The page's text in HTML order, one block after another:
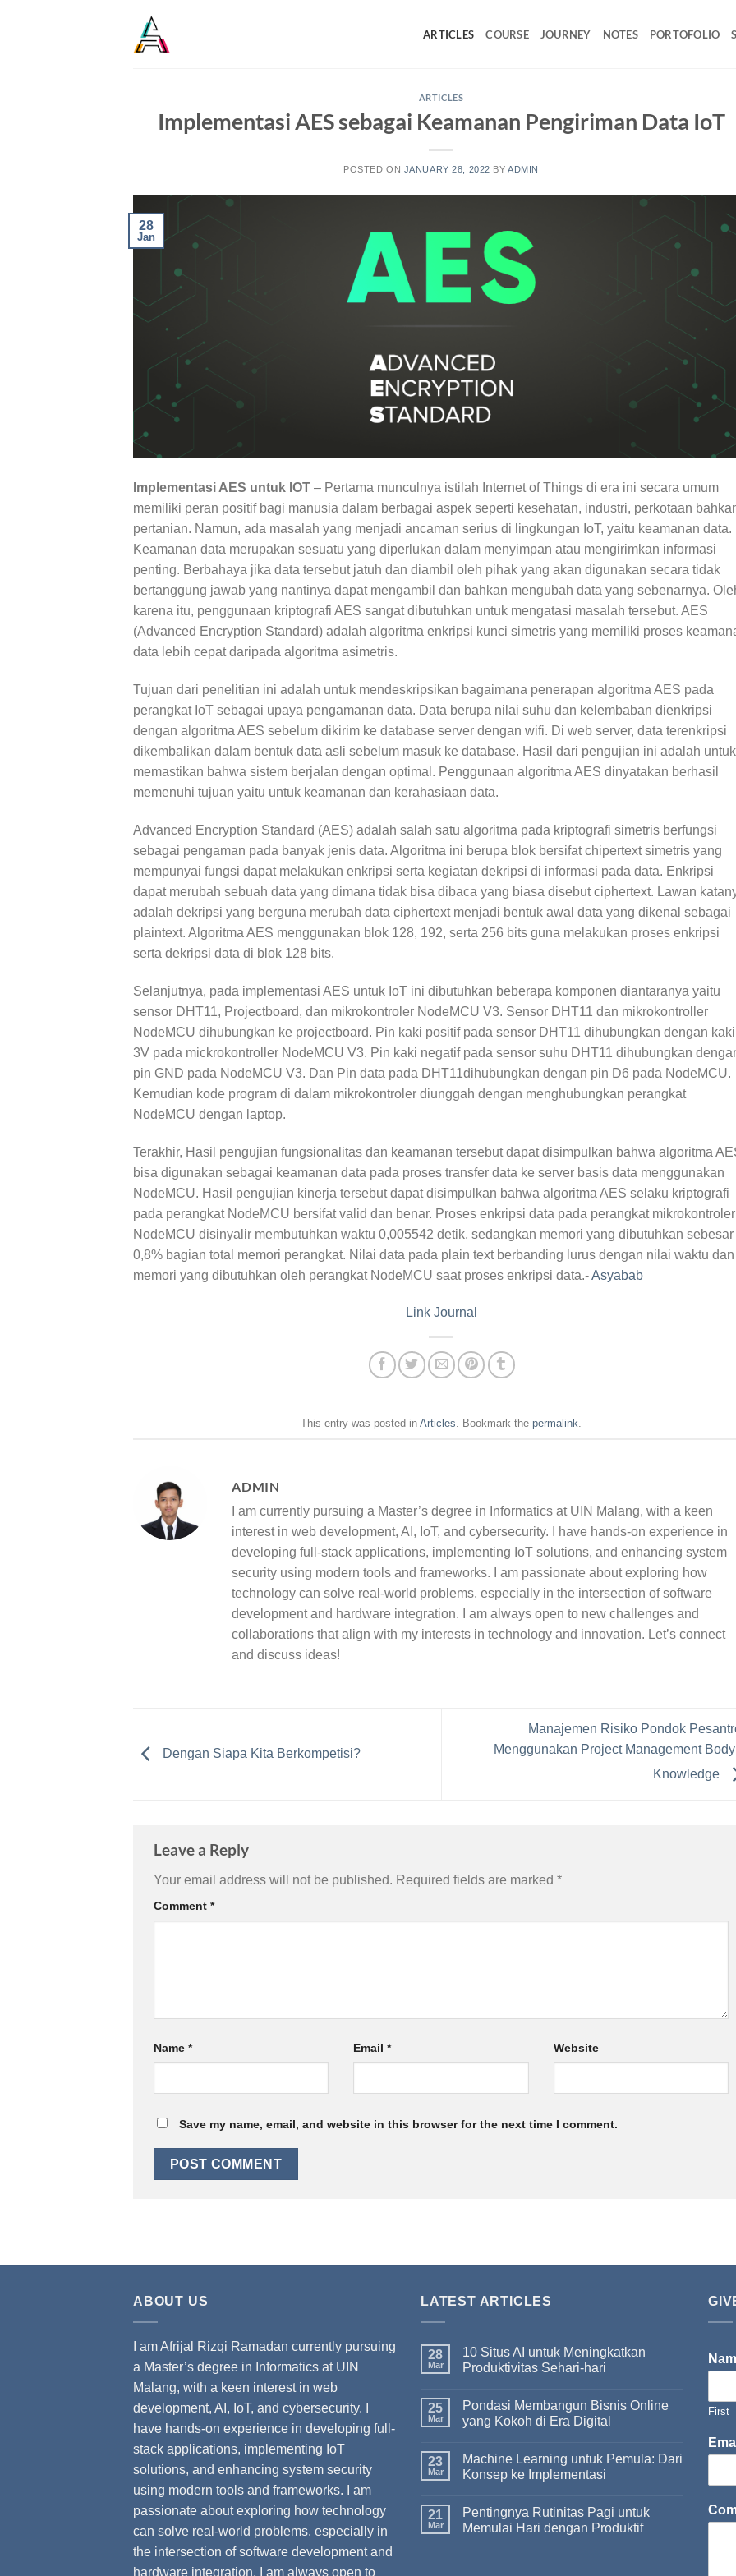
ARTICLES COURSE JOURNEY NOTES PORTOFOLIO
ARTICLES
Implementasi AES sebagai Keamanan Pengiriman Data IoT
POSTED ON JANUARY 28, 2022 BY ADMIN
28
Jan
Implementasi AES untuk IOT – Pertama munculnya istilah Internet of Things di era ini secara umum
memiliki peran positif bagi manusia dalam berbagai aspek seperti kesehatan, industri, perkotaan
pertanian. Namun, ada masalah yang menjadi ancaman serius di lingkungan IoT, yaitu keamanan data.
Keamanan data merupakan sesuatu yang diperlukan dalam menyimpan atau mengirimkan informasi
penting. Berbahaya jika data tersebut jatuh dan diambil oleh pihak yang akan digunakan secara tidak
bertanggung jawab yang nantinya dapat mengambil dan bahkan mengubah data yang sebenarnya.
karena itu, penggunaan kriptografi AES sangat dibutuhkan untuk mengatasi masalah tersebut. AES
(Advanced Encryption Standard) adalah algoritma enkripsi kunci simetris yang memiliki proses
data lebih cepat daripada algoritma asimetris.
Tujuan dari penelitian ini adalah untuk mendeskripsikan bagaimana penerapan algoritma AES pada
perangkat IoT sebagai upaya pengamanan data. Data berupa nilai suhu dan kelembaban dienkripsi
dengan algoritma AES sebelum dikirim ke database server dengan wifi. Di web server, data terenkripsi
dikembalikan dalam bentuk data asli sebelum masuk ke database. Hasil dari pengujian ini adalah untuk
memastikan bahwa sistem berjalan dengan optimal. Penggunaan algoritma AES dinyatakan berhasil
memenuhi tujuan yaitu untuk keamanan dan kerahasiaan data.
Advanced Encryption Standard (AES) adalah salah satu algoritma pada kriptografi simetris berfungsi
sebagai pengaman pada banyak jenis data. Algoritma ini berupa blok bersifat chipertext simetris yang
mempunyai fungsi dapat melakukan enkripsi serta kegiatan dekripsi di informasi pada data. Enkripsi
dapat merubah sebuah data yang dimana tidak bisa dibaca yang biasa disebut ciphertext. Lawan
adalah dekripsi yang berguna merubah data ciphertext menjadi bentuk awal data yang dikenal sebagai
plaintext. Algoritma AES menggunakan blok 128, 192, serta 256 bits guna melakukan proses enkripsi
serta dekripsi data di blok 128 bits.
Selanjutnya, pada implementasi AES untuk IoT ini dibutuhkan beberapa komponen diantaranya yaitu
sensor DHT11, Projectboard, dan mikrokontroler NodeMCU V3. Sensor DHT11 dan mikrokontroller
NodeMCU dihubungkan ke projectboard. Pin kaki positif pada sensor DHT11 dihubungkan dengan kaki
3V pada mickrokontroller NodeMCU V3. Pin kaki negatif pada sensor suhu DHT11 dihubungkan
pin GND pada NodeMCU V3. Dan Pin data pada DHT11dihubungkan dengan pin D6 pada NodeMCU.
Kemudian kode program di dalam mikrokontroler diunggah dengan menghubungkan perangkat
NodeMCU dengan laptop.
Terakhir, Hasil pengujian fungsionalitas dan keamanan tersebut dapat disimpulkan bahwa algoritma
bisa digunakan sebagai keamanan data pada proses transfer data ke server basis data menggunakan
NodeMCU. Hasil pengujian kinerja tersebut dapat disimpulkan bahwa algoritma AES selaku kriptografi
pada perangkat NodeMCU bersifat valid dan benar. Proses enkripsi data pada perangkat mikrokontroler
NodeMCU disinyalir membutuhkan waktu 0,005542 detik, sedangkan memori yang dibutuhkan sebesar
0,8% bagian total memori perangkat. Nilai data pada plain text berbanding lurus dengan nilai waktu dan
memori yang dibutuhkan oleh perangkat NodeMCU saat proses enkripsi data.-Asyabab
Link Journal
This entry was posted in Articles . Bookmark the permalink
ADMIN
I am currently pursuing a Master’s degree in Informatics at UIN Malang, with a keen
interest in web development, AI, IoT, and cybersecurity. I have hands-on experience in
developing full-stack applications, implementing IoT solutions, and enhancing system
security using modern tools and frameworks. I am passionate about exploring how
technology can solve real-world problems, especially in the intersection of software
development and hardware integration. I am always open to new challenges and
collaborations that align with my interests in technology and innovation. Let’s connect
and discuss ideas!
Dengan Siapa Kita Berkompetisi?
Manajemen Risiko Pondok
Menggunakan Project Management
Knowledge
Leave a Reply
Your email address will not be published. Required fields are marked *
Comment *
Name * Email* Website
Save my name, email, and website in this browser for the next time I comment.
ABOUT US
I am Afrijal Rizqi Ramadan currently pursuing
a Master’s degree in Informatics at UIN
Malang, with a keen interest in web
development, AI, IoT, and cybersecurity. I
have hands-on experience in developing full-
stack applications, implementing IoT
solutions, and enhancing system security
using modern tools and frameworks. I am
passionate about exploring how technology
can solve real-world problems, especially in
the intersection of software development and
hardware integration. I am always open to
LATEST ARTICLES
28
Mar
10 Situs AI untuk Meningkatkan
Produktivitas Sehari-hari
25
Mar
Pondasi Membangun Bisnis Online
yang Kokoh di Era Digital
23
Mar
Machine Learning untuk Pemula: Dari
Konsep ke Implementasi
21
Mar
Pentingnya Rutinitas Pagi untuk
Memulai Hari dengan Produktif
First